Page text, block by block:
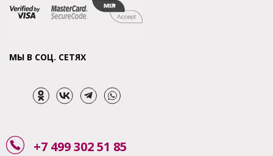
МЫ В СОЦ. СЕТЯХ
+7 499 302 51 85